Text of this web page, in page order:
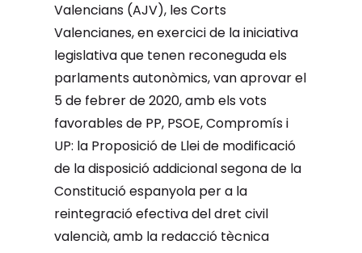
Valencians (AJV), les Corts
Valencianes, en exercici de la iniciativa
legislativa que tenen reconeguda els
parlaments autonòmics, van aprovar el
5 de febrer de 2020, amb els vots
favorables de PP, PSOE, Compromís i
UP: la Proposició de Llei de modificació
de la disposició addicional segona de la
Constitució espanyola per a la
reintegració efectiva del dret civil
valencià, amb la redacció tècnica